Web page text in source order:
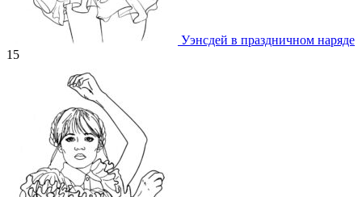
Уэнсдей в праздничном наряде
15